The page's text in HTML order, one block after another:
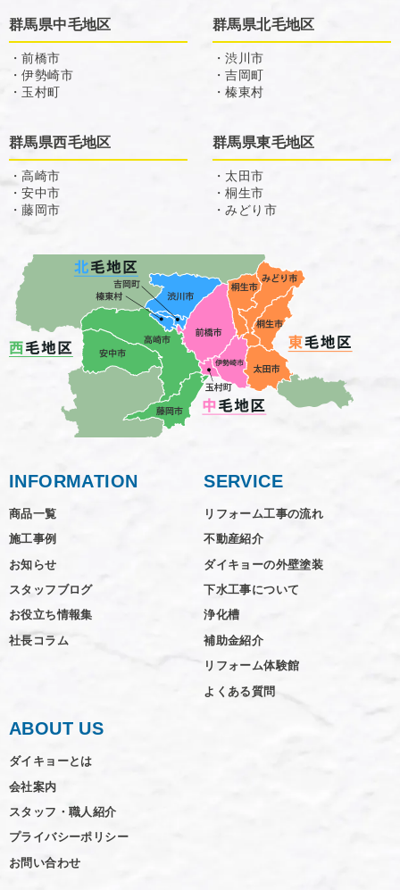
群馬県中毛地区
・前橋市
・伊勢崎市
・玉村町
群馬県北毛地区
・渋川市
・吉岡町
・榛東村
群馬県西毛地区
・高崎市
・安中市
・藤岡市
群馬県東毛地区
・太田市
・桐生市
・みどり市
INFORMATION
商品一覧
施工事例
お知らせ
スタッフブログ
お役立ち情報集
社長コラム
SERVICE
リフォーム工事の流れ
不動産紹介
ダイキョーの外壁塗装
下水工事について
浄化槽
補助金紹介
リフォーム体験館
よくある質問
ABOUT US
ダイキョーとは
会社案内
スタッフ・職人紹介
プライバシーポリシー
お問い合わせ